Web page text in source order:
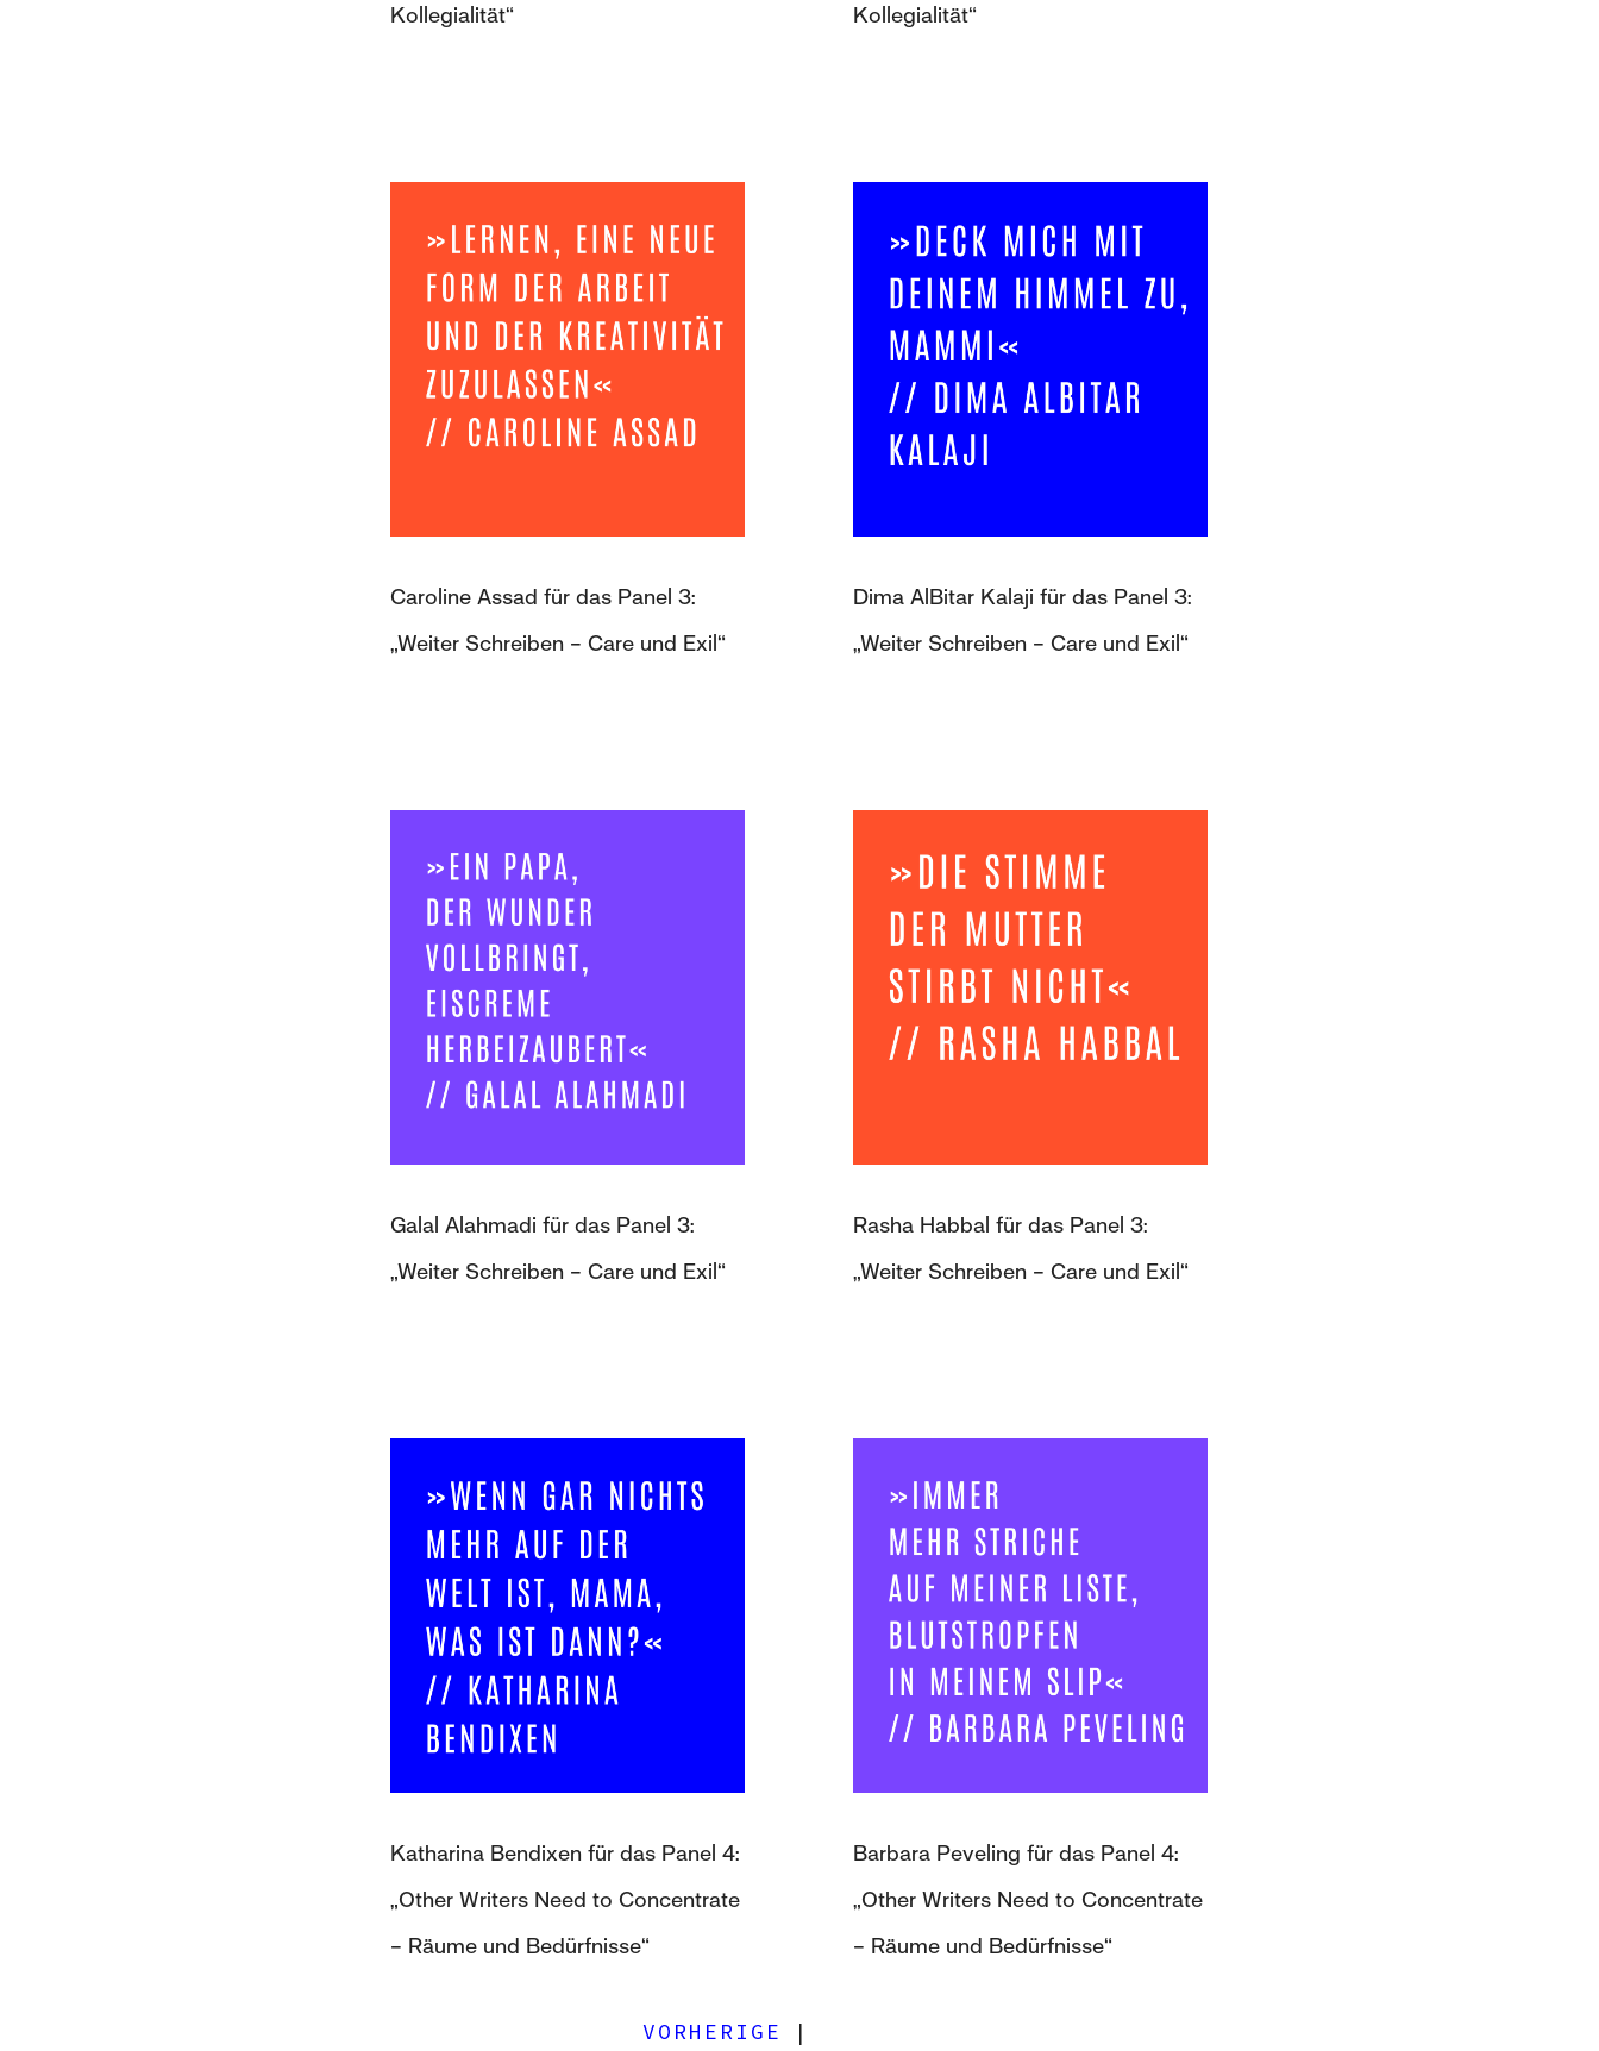
Kollegialität“
Kollegialität“
Caroline Assad für das Panel 3:
„Weiter Schreiben – Care und Exil“
Dima AlBitar Kalaji für das Panel 3:
„Weiter Schreiben – Care und Exil“
Galal Alahmadi für das Panel 3:
„Weiter Schreiben – Care und Exil“
Rasha Habbal für das Panel 3:
„Weiter Schreiben – Care und Exil“
Katharina Bendixen für das Panel 4:
„Other Writers Need to Concentrate
– Räume und Bedürfnisse“
Barbara Peveling für das Panel 4:
„Other Writers Need to Concentrate
– Räume und Bedürfnisse“
VORHERIGE |